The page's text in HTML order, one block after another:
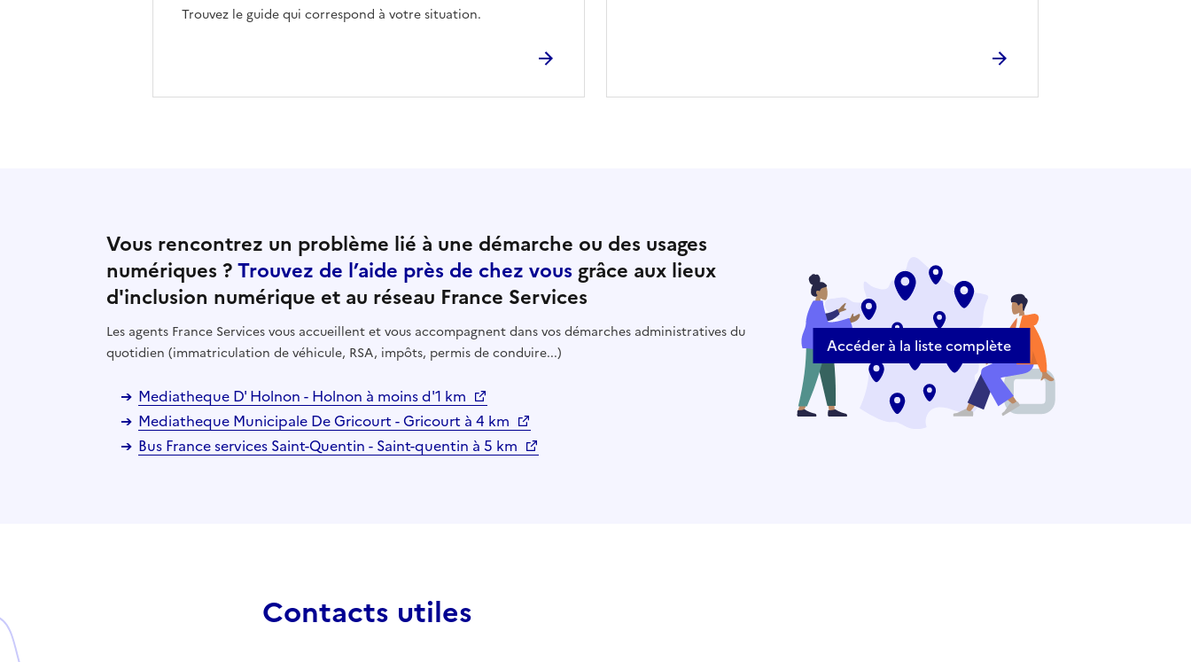
Trouvez le guide qui correspond à votre situation.
Vous rencontrez un problème lié à une démarche ou des usages
numériques ?Trouvez de l’aide près de chez vous grâce aux lieux
d'inclusion numérique et au réseau France Services
Les agents France Services vous accueillent et vous accompagnent dans vos démarches administratives du
quotidien (immatriculation de véhicule, RSA, impôts, permis de conduire...)
Mediatheque D' Holnon - Holnon à moins d'1 km
Mediatheque Municipale De Gricourt - Gricourt à 4 km
Bus France services Saint-Quentin - Saint-quentin à 5 km
Accéder à la liste complète
Contacts utiles